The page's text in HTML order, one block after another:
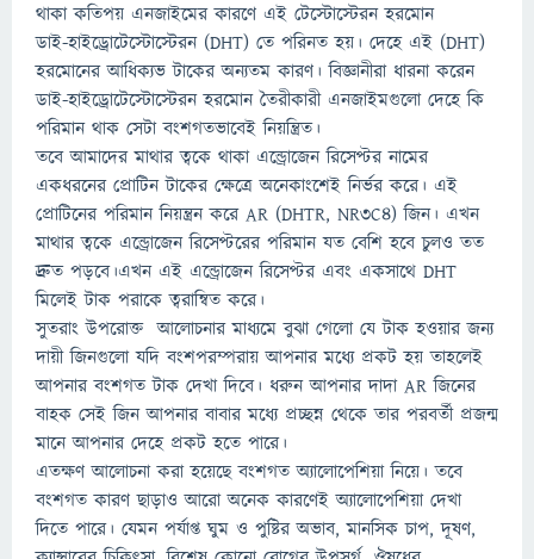
থাকা কতিপয় এনজাইমের কারণে এই টেস্টোস্টেরন হরমোন
ডাই-হাইড্রোটেস্টোস্টেরন (DHT) তে পরিনত হয়। দেহে এই (DHT)
হরমোনের আধিক্যভ টাকের অন্যতম কারণ। বিজ্ঞানীরা ধারনা করেন
ডাই-হাইড্রোটেস্টোস্টেরন হরমোন তৈরীকারী এনজাইমগুলো দেহে কি
পরিমান থাক সেটা বংশগতভাবেই নিয়ন্ত্রিত।
তবে আমাদের মাথার ত্বকে থাকা এন্ড্রোজেন রিসেপ্টর নামের
একধরনের প্রোটিন টাকের ক্ষেত্রে অনেকাংশেই নির্ভর করে। এই
প্রোটিনের পরিমান নিয়ন্ত্রন করে AR (DHTR, NR3C4) জিন। এখন
মাথার ত্বকে এন্ড্রোজেন রিসেপ্টরের পরিমান যত বেশি হবে চুলও তত
দ্রুত পড়বে।এখন এই এন্ড্রোজেন রিসেপ্টর এবং একসাথে DHT
মিলেই টাক পরাকে ত্বরান্বিত করে।
সুতরাং উপরোক্ত আলোচনার মাধ্যমে বুঝা গেলো যে টাক হওয়ার জন্য
দায়ী জিনগুলো যদি বংশপরম্পরায় আপনার মধ্যে প্রকট হয় তাহলেই
আপনার বংশগত টাক দেখা দিবে। ধরুন আপনার দাদা AR জিনের
বাহক সেই জিন আপনার বাবার মধ্যে প্রচ্ছন্ন থেকে তার পরবর্তী প্রজন্ম
মানে আপনার দেহে প্রকট হতে পারে।
এতক্ষণ আলোচনা করা হয়েছে বংশগত অ্যালোপেশিয়া নিয়ে। তবে
বংশগত কারণ ছাড়াও আরো অনেক কারণেই অ্যালোপেশিয়া দেখা
দিতে পারে। যেমন পর্যাপ্ত ঘুম ও পুষ্টির অভাব, মানসিক চাপ, দূষণ,